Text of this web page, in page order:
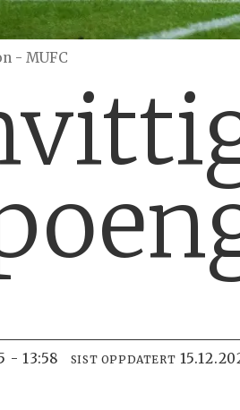
- MUFC
- 13:58 SIST OPPDATERT